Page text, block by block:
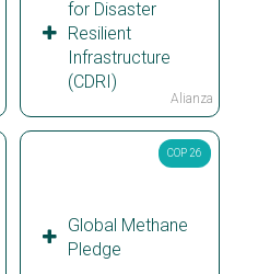
Alianza
for Disaster
Resilient
Infrastructure
(CDRI)
COP 26
Global Methane
Pledge